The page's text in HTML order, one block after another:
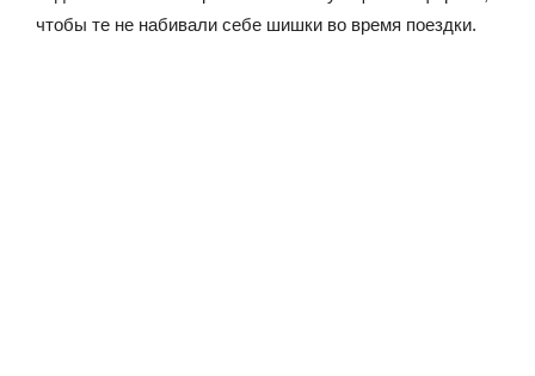
чтобы те не набивали себе шишки во время поездки.